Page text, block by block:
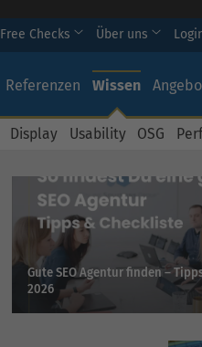
Free Checks Über uns
Referenzen Wissen
Display Usability OSG
Gute SEO Agentur finden –
2026